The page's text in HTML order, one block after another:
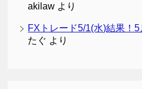
akilaw より
FXトレード5/1(水)結果！5
たぐ より